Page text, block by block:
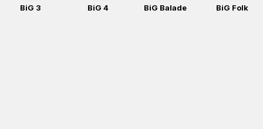
BiG 3 BiG 4 BiG Balade BiG Folk